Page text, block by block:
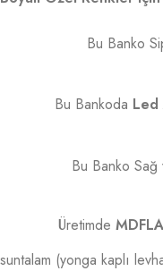
Bu Banko
Bu Bankoda Led
Bu Banko
Üretimde
suntalam (yonga kaplı